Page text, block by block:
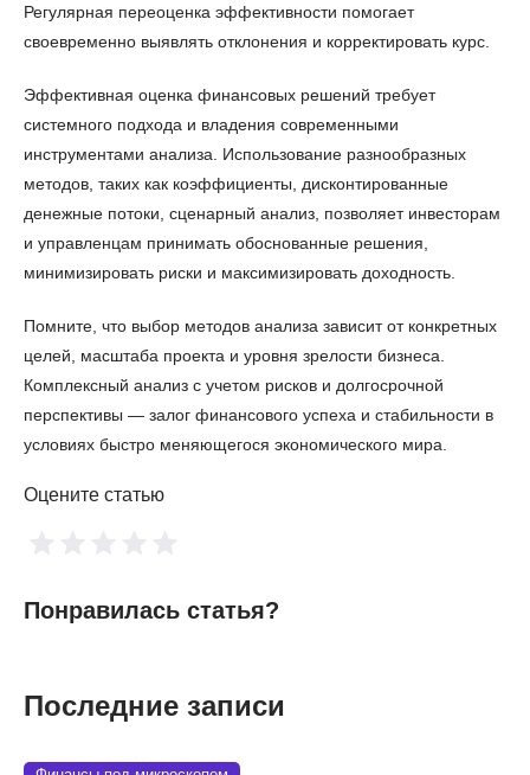
Регулярная переоценка эффективности помогает
своевременно выявлять отклонения и корректировать курс.
Эффективная оценка финансовых решений требует
системного подхода и владения современными
инструментами анализа. Использование разнообразных
методов, таких как коэффициенты, дисконтированные
денежные потоки, сценарный анализ, позволяет инвесторам
и управленцам принимать обоснованные решения,
минимизировать риски и максимизировать доходность.
Помните, что выбор методов анализа зависит от конкретных
целей, масштаба проекта и уровня зрелости бизнеса.
Комплексный анализ с учетом рисков и долгосрочной
перспективы — залог финансового успеха и стабильности в
условиях быстро меняющегося экономического мира.
Оцените статью
Понравилась статья?
Последние записи